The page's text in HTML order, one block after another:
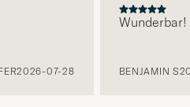
2026-07-28
Wunderbar!
BENJAMIN S